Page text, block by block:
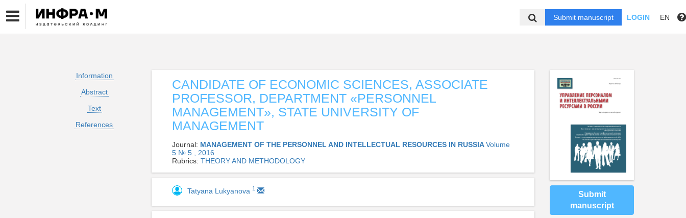
Submit manuscript LOGIN EN
Information
Abstract
Text
References
CANDIDATE OF ECONOMIC SCIENCES, ASSOCIATE
PROFESSOR, DEPARTMENT «PERSONNEL
MANAGEMENT», STATE UNIVERSITY OF
MANAGEMENT
Journal: MANAGEMENT OF THE PERSONNEL AND INTELLECTUAL RESOURCES IN RUSSIAVolume
5 № 5 , 2016
Rubrics: THEORY AND METHODOLOGY
Tatyana Lukyanova 1
Submit
manuscript